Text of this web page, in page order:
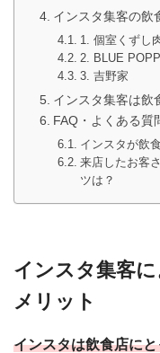
インスタ集客の飲
1. 個室くずし
2. BLUE
3. 吉野家
インスタ集客は飲
FAQ・よくある質
インスタが飲
来店したお客
ツは？
インスタ集客
メリット
インスタは飲食店に